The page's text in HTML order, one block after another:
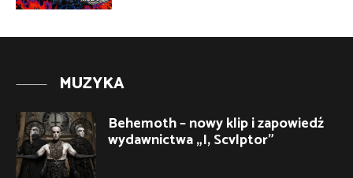
MUZYKA
Behemoth – nowy klip i zapowiedź
wydawnictwa „I, Scvlptor”